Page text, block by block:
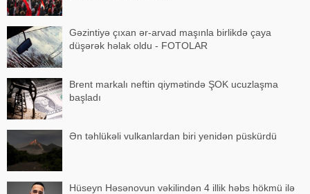
Gəzintiyə çıxan ər-arvad maşınla birlikdə çaya
düşərək həlak oldu - FOTOLAR
Brent markalı neftin qiymətində ŞOK ucuzlaşma
başladı
Ən təhlükəli vulkanlardan biri yenidən püskürdü
Hüseyn Həsənovun vəkilindən 4 illik həbs hökmü ilə